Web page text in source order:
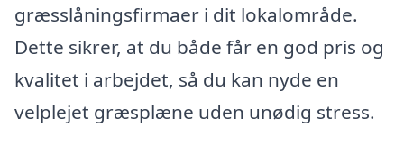
græsslåningsfirmaer i dit lokalområde.
Dette sikrer, at du både får en god pris og
kvalitet i arbejdet, så du kan nyde en
velplejet græsplæne uden unødig stress.